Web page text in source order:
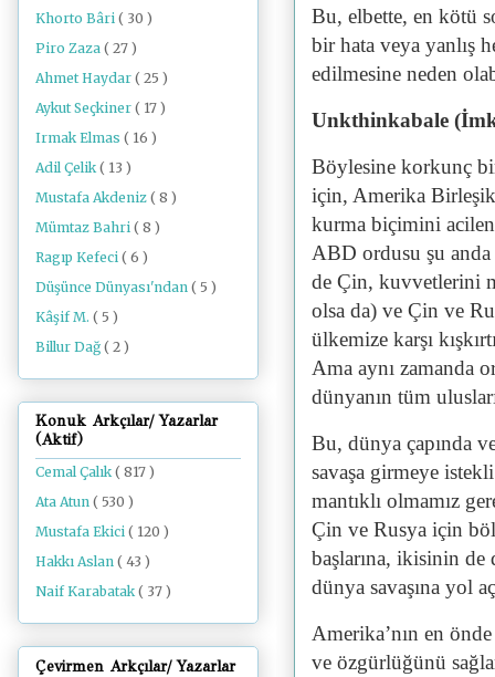
Bu, elbette, en kötü
bir hata veya yanlış
edilmesine neden
Unkthinkabale
Böylesine korkunç
için, Amerika
kurma biçimini
ABD ordusu şu
de Çin, kuvvetlerini
olsa da) ve Çin ve
ülkemize karşı
Ama aynı zamanda
dünyanın tüm
Bu, dünya çapında
savaşa girmeye
mantıklı olmamız
Çin ve Rusya için
başlarına, ikisinin de
dünya savaşına yol
Amerika’nın en
ve özgürlüğünü
Khorto Bâri ( 30 )
Piro Zaza ( 27 )
Ahmet Haydar ( 25 )
Aykut Seçkiner ( 17 )
Irmak Elmas ( 16 )
Adil Çelik ( 13 )
Mustafa Akdeniz ( 8 )
Mümtaz Bahri ( 8 )
Ragıp Kefeci ( 6 )
Düşünce Dünyası'ndan ( 5 )
Kâşif M. ( 5 )
Billur Dağ ( 2 )
Konuk Arkçılar/ Yazarlar
(Aktif)
Cemal Çalık( 817 )
Ata Atun ( 530 )
Mustafa Ekici ( 120 )
Hakkı Aslan ( 43 )
Naif Karabatak( 37 )
Çevirmen Arkçılar/ Yazarlar